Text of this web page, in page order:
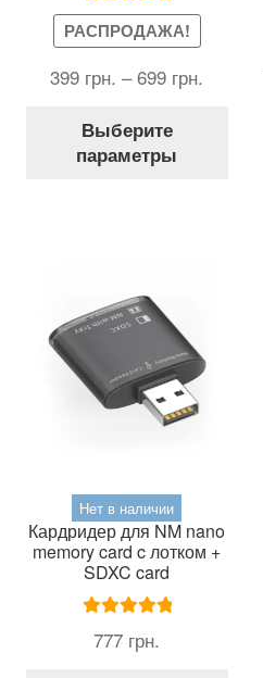
Оценка5.00
из 5
РАСПРОДАЖА!
399 грн. –699 грн.
Выберите
параметры
Нет в наличии
Кардридер для NM nano
memory card c лотком +
SDXC card
из 5
777 грн.